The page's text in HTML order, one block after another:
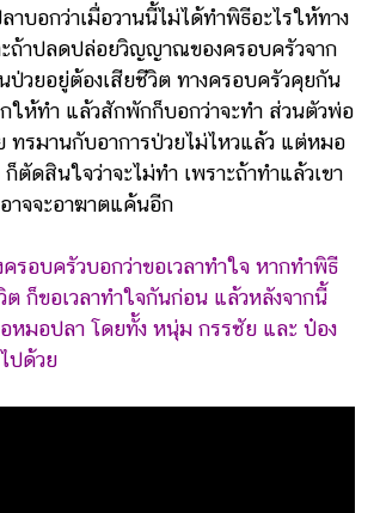
กว่าเมื่อวานนี้ไม่ได้ทำพิธีอะไรให้ทาง
ถ้าปลดปล่อยวิญญาณของครอบครัวจาก
วยอยู่ต้องเสียชีวิต ทางครอบครัวคุยกัน
ให้ทำ แล้วสักพักก็บอกว่าจะทำ ส่วนตัวพ่อ
ทรมานกับอาการป่วยไม่ไหวแล้ว แต่หมอ
ตัดสินใจว่าจะไม่ทำ เพราะถ้าทำแล้วเขา
จจะอาฆาตแค้นอีก
รอบครัวบอกว่าขอเวลาทำใจ หากทำพิธี
ก็ขอเวลาทำใจกันก่อน แล้วหลังจากนี้
หมอปลา โดยทั้ง หนุ่ม กรรชัย และ ป๋อง
ปด้วย